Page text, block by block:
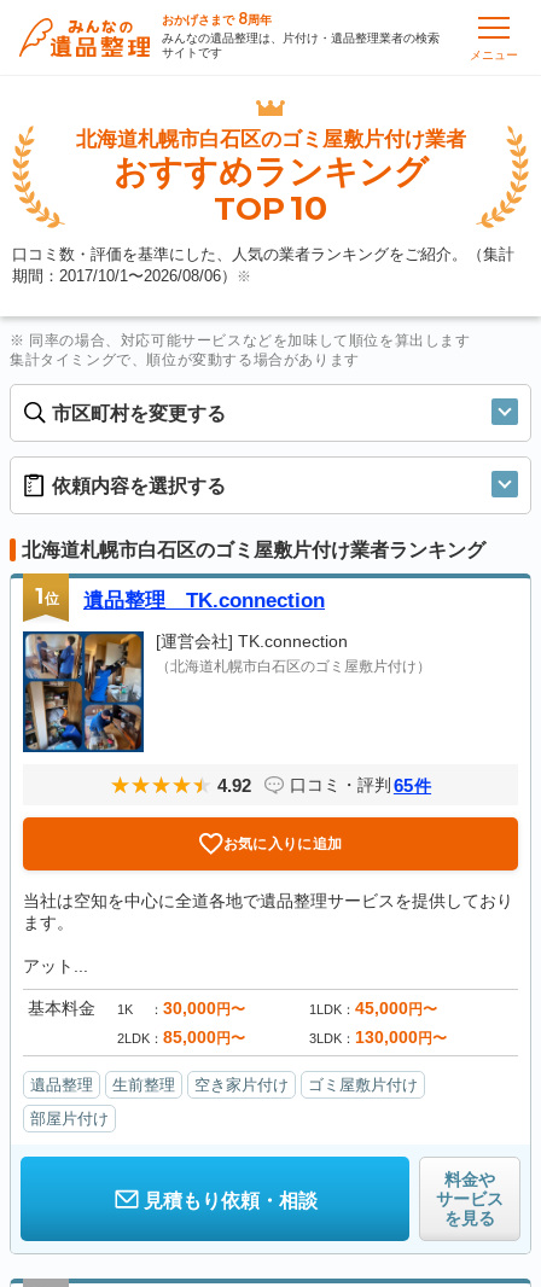
おかげさまで 8周年
みんなの遺品整理は、片付け・遺品整理業者の検索
サイトです
メニュー
北海道札幌市白石区のゴミ屋敷片付け業者
おすすめランキング
TOP10
口コミ数・評価を基準にした、人気の業者ランキングをご紹介。（集計
期間：2017/10/1〜2026/08/06） ※
※ 同率の場合、対応可能サービスなどを加味して順位を算出します
集計タイミングで、順位が変動する場合があります
市区町村を変更する
依頼内容を選択する
北海道札幌市白石区のゴミ屋敷片付け業者ランキング
1位 遺品整理 TK.connection
[運営会社] TK.connection
（北海道札幌市白石区のゴミ屋敷片付け）
4.92 口コミ・評判 65件
お気に入りに追加
当社は空知を中心に全道各地で遺品整理サービスを提供しており
ます。
アット...
基本料金 1K 30,000円〜 1LDK 45,000円〜
2LDK 85,000円〜 3LDK 130,000円〜
遺品整理 生前整理 空き家片付け
ゴミ屋敷片付け
部屋片付け
見積もり依頼・相談
料金や
サービス
を見る